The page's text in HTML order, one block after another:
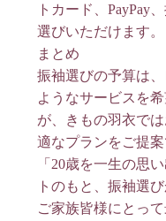
トカード、PayPay
選びいただけます。
まとめ
振袖選びの予算は
ようなサービスを
が、きもの羽衣で
適なプランをご提
「20歳を一生の思
トのもと
、振袖選
ご家族皆様にとっ